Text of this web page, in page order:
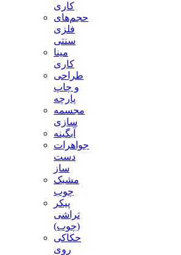
کاری
حجم‌های
فلزی
سنتی
مینا
کاری
طراحی
و چاپ
پارچه
مجسمه
سازی
آبگینه
جواهرات
دست
ساز
مشبک
چوب
پیکر
تراشی
(چوب)
حکاکی
روی